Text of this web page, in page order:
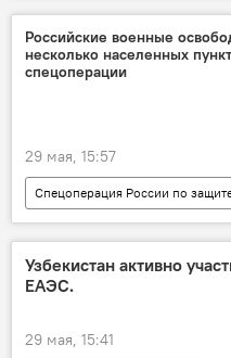
Российские военные
несколько населенных
спецоперации
29 мая, 15:57
Спецоперация России по
СВО
Россия
спецоперация
ВСУ
Узбекистан активно
ЕАЭС.
29 мая, 15:41